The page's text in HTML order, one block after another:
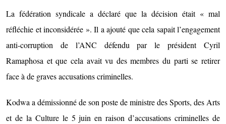
La fédération syndicale a déclaré que la décision était « mal
réfléchie et inconsidérée ». Il a ajouté que cela sapait l’engagement
anti-corruption de l’ANC défendu par le président Cyril
Ramaphosa et que cela avait vu des membres du parti se retirer
face à de graves accusations criminelles.
Kodwa a démissionné de son poste de ministre des Sports, des Arts
et de la Culture le 5 juin en raison d’accusations criminelles de